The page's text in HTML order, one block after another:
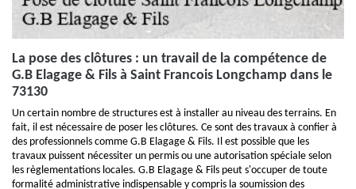
La pose des clôtures : un travail de la compétence de
G.B Elagage & Fils à Saint Francois Longchamp dans le
73130
Un certain nombre de structures est à installer au niveau des terrains. En
fait, il est nécessaire de poser les clôtures. Ce sont des travaux à confier à
des professionnels comme G.B Elagage & Fils. Il est possible que les
travaux puissent nécessiter un permis ou une autorisation spéciale selon
les règlementations locales. G.B Elagage & Fils peut s'occuper de toute
formalité administrative indispensable y compris la soumission des